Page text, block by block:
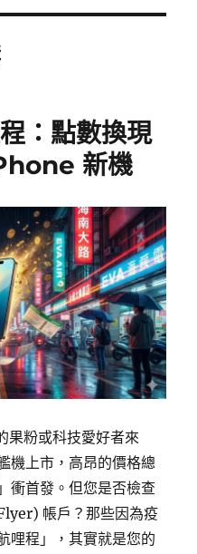
：點數換現
新機
粉或科技愛好者來
機上市，高昂的價格總
衝首發。但您是否檢查
帳戶？那些因為疫
哩程」，其實就是您的